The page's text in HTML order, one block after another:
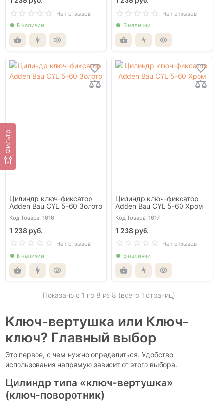
Фильтр
Нет отзывов
В наличии
Нет отзывов
В наличии
Цилиндр ключ-фиксатор
Adden Bau CYL 5-60 Золото
Код Товара: 1616
1 238 руб.
Нет отзывов
В наличии
Цилиндр ключ-фиксатор
Adden Bau CYL 5-60 Хром
Код Товара: 1617
1 238 руб.
Нет отзывов
В наличии
Показано с 1 по 8 из 8 (всего 1 страниц)
Ключ-вертушка или Ключ-
ключ? Главный выбор
Это первое, с чем нужно определиться. Удобство
использования напрямую зависит от этого выбора.
Цилиндр типа «ключ-вертушка»
(ключ-поворотник)